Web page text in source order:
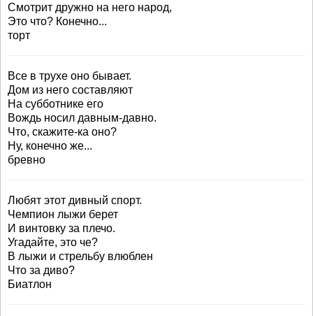
Смотрит дружно на него народ,
Это что? Конечно...
торт
Все в трухе оно бывает.
Дом из него составляют
На субботнике его
Вождь носил давным-давно.
Что, скажите-ка оно?
Ну, конечно же...
бревно
Любят этот дивный спорт.
Чемпион лыжи берет
И винтовку за плечо.
Угадайте, это че?
В лыжи и стрельбу влюблен
Что за диво?
Биатлон